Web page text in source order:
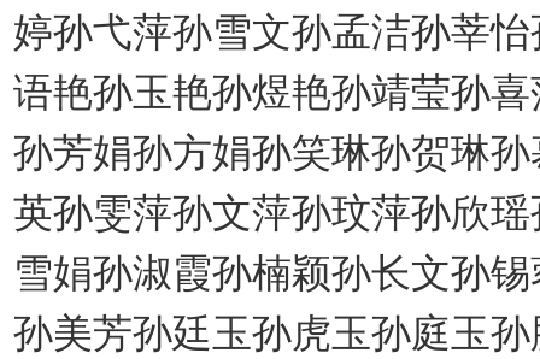
婷孙弋萍孙雪文孙孟洁孙莘
语艳孙玉艳孙煜艳孙靖莹孙
孙芳娟孙方娟孙笑琳孙贺琳
英孙雯萍孙文萍孙玟萍孙欣
雪娟孙淑霞孙楠颖孙长文孙
孙美芳孙廷玉孙虎玉孙庭玉